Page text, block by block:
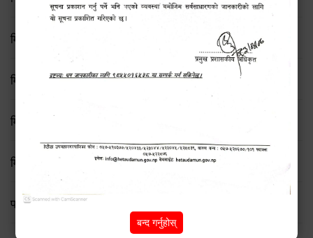
मिति २०८२/८/२१ गते बसेको ७६ औँ कार्यपालिका बैठकका निर्णयहरु
मिति २०८२/८/११ गते बसेको ७५ औँ कार्यपालिका बैठकका निर्णयहरु
मिति २०८२/७/१९ गते बसेको ७४ औँ कार्यपालिका बैठकका निर्णयहरु
मिति २०८२।०६।२३ गते बसेको कार्यपालिका बैठकका निर्णयहरु
प्रेस विज्ञप्ति
बन्द गर्नुहोस्